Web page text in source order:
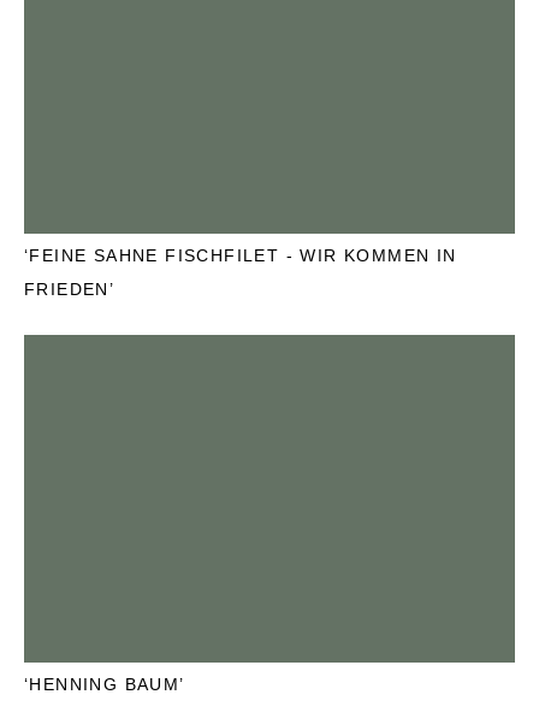
‘FEINE SAHNE FISCHFILET - WIR KOMMEN IN
FRIEDEN’
‘HENNING BAUM’